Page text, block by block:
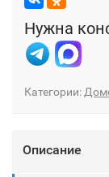
Нужна
Категории:
Описание